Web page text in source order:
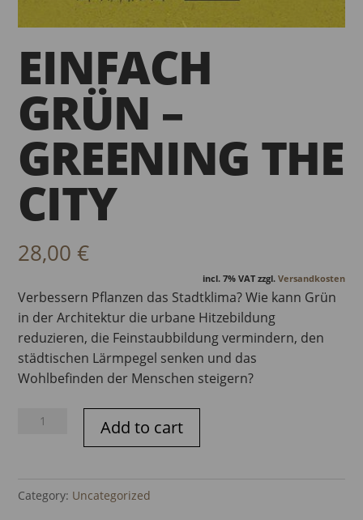
EINFACH
GRÜN –
GREENING THE
CITY
28,00 €
incl. 7% VAT zzgl. Versandkosten
Verbessern Pflanzen das Stadtklima? Wie kann Grün
in der Architektur die urbane Hitzebildung
reduzieren, die Feinstaubbildung vermindern, den
städtischen Lärmpegel senken und das
Wohlbefinden der Menschen steigern?
EINFACH
Add to cart
Category: Uncategorized